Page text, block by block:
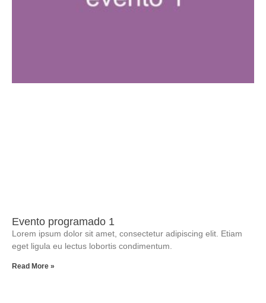
Evento programado 1
Lorem ipsum dolor sit amet, consectetur adipiscing elit. Etiam
eget ligula eu lectus lobortis condimentum.
Read More »